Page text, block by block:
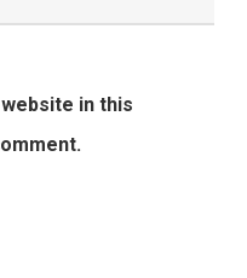
in this